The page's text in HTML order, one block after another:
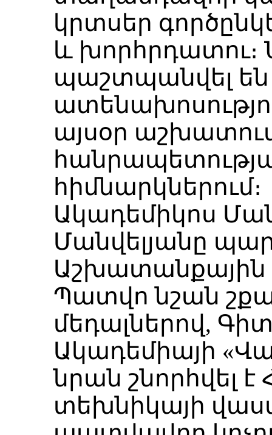
կրտսեր
և խորհրդատու։
պաշտպանվել
այսօր
հիմնարկներում։
Ակադեմիկոս
Մանվելյանը
Աշխատանքային
Պատվո նշան
մեդալներով,
Ակադեմիայի
նրան շնորհվել
տեխնիկայի